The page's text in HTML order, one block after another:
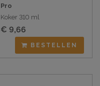
Pro
Koker 310 ml
€ 9,66
BESTELLEN